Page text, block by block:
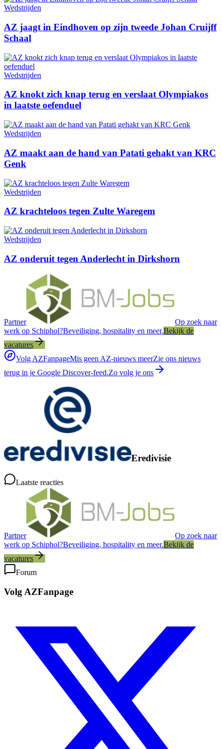
Wedstrijden
AZ jaagt in Eindhoven op zijn tweede Johan Cruijff
Schaal
Wedstrijden
AZ knokt zich knap terug en verslaat Olympiakos
in laatste oefenduel
Wedstrijden
AZ maakt aan de hand van Patati gehakt van KRC
Genk
Wedstrijden
AZ krachteloos tegen Zulte Waregem
Wedstrijden
AZ onderuit tegen Anderlecht in Dirkshorn
Partner
Op zoek naar
werk op Schiphol?Beveiliging, hospitality en meer.Bekijk de
vacatures
Volg AZFanpageMis geen AZ-nieuws meerZie ons nieuws
terug in je Google Discover-feed.Zo volg je ons
Eredivisie
Laatste reacties
Partner
Op zoek naar
werk op Schiphol?Beveiliging, hospitality en meer.Bekijk de
vacatures
Forum
Volg AZFanpage